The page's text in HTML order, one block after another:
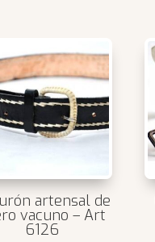
artensal de
vacuno – Art
6126